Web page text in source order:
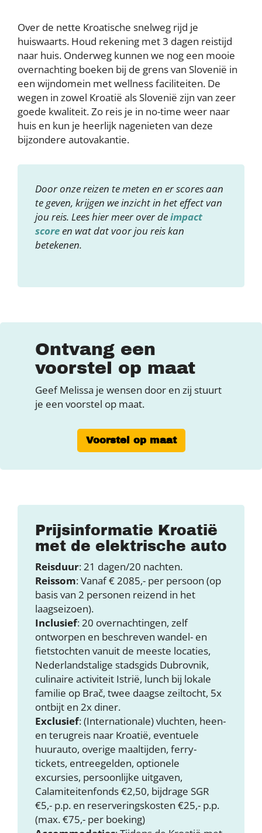
Over de nette Kroatische snelweg rijd je
huiswaarts. Houd rekening met 3 dagen reistijd
naar huis. Onderweg kunnen we nog een mooie
overnachting boeken bij de grens van Slovenië in
een wijndomein met wellness faciliteiten. De
wegen in zowel Kroatië als Slovenië zijn van zeer
goede kwaliteit. Zo reis je in no-time weer naar
huis en kun je heerlijk nagenieten van deze
bijzondere autovakantie.
Door onze reizen te meten en er scores aan
te geven, krijgen we inzicht in het effect van
jou reis. Lees hier meer over deimpact
scoreen wat dat voor jou reis kan
betekenen.
Ontvang een
voorstel op maat
Geef Melissa je wensen door en zij stuurt
je een voorstel op maat.
Voorstel op maat
Prijsinformatie Kroatië
met de elektrische auto
Reisduur: 21 dagen/20 nachten.
Reissom: Vanaf € 2085,- per persoon (op
basis van 2 personen reizend in het
laagseizoen).
Inclusief: 20 overnachtingen, zelf
ontworpen en beschreven wandel- en
fietstochten vanuit de meeste locaties,
Nederlandstalige stadsgids Dubrovnik,
culinaire activiteit Istrië, lunch bij lokale
familie op Brač, twee daagse zeiltocht, 5x
ontbijt en 2x diner.
Exclusief: (Internationale) vluchten, heen-
en terugreis naar Kroatië, eventuele
huurauto, overige maaltijden, ferry-
tickets, entreegelden, optionele
excursies, persoonlijke uitgaven,
Calamiteitenfonds €2,50, bijdrage SGR
€5,- p.p. en reserveringskosten €25,- p.p.
(max. €75,- per boeking)